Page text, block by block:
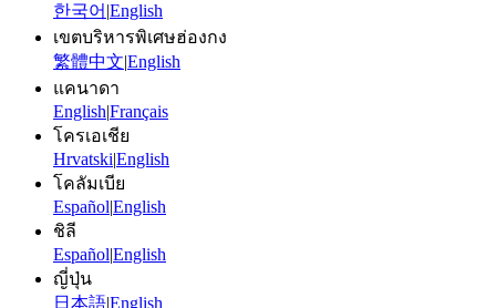
한국어 |English
เขตบริหารพิเศษฮ่องกง
繁體中文|English
แคนาดา
English|Français
โครเอเชีย
Hrvatski|English
โคลัมเบีย
Español|English
ชิลี
Español|English
ญี่ปุ่น
日本語|English